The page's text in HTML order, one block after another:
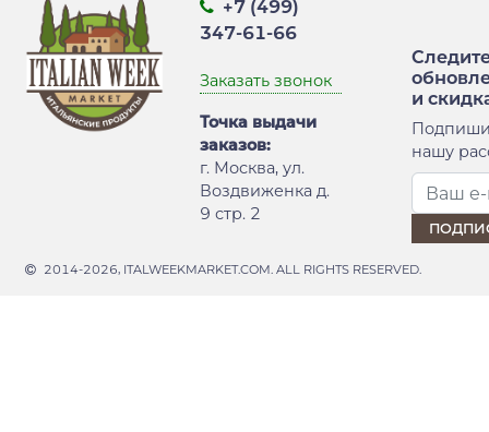
+7 (499)
347-61-66
Заказать звонок
Точка выдачи
заказов:
г. Москва, ул.
Воздвиженка д.
9 стр. 2
и
нашу
2014-2026, ITALWEEKMARKET.COM. ALL RIGHTS RESERVED.